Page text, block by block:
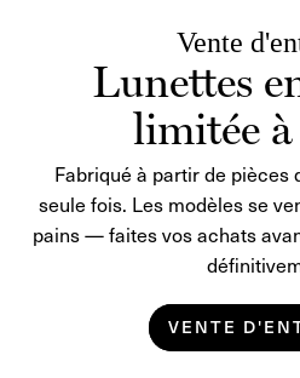
Vente
Lunettes
limitée
Fabriqué à partir de pièces
seule fois. Les modèles se
pains — faites vos achats
VENTE